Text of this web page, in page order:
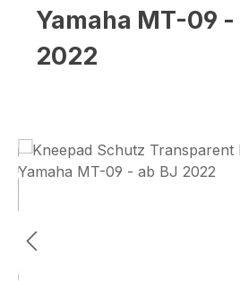
Yamaha MT-09 -
2022
Bildergalerie überspringen